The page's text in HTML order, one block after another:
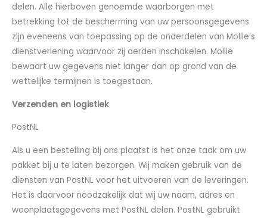
delen. Alle hierboven genoemde waarborgen met
betrekking tot de bescherming van uw persoonsgegevens
zijn eveneens van toepassing op de onderdelen van Mollie’s
dienstverlening waarvoor zij derden inschakelen. Mollie
bewaart uw gegevens niet langer dan op grond van de
wettelijke termijnen is toegestaan.
Verzenden en logistiek
PostNL
Als u een bestelling bij ons plaatst is het onze taak om uw
pakket bij u te laten bezorgen. Wij maken gebruik van de
diensten van PostNL voor het uitvoeren van de leveringen.
Het is daarvoor noodzakelijk dat wij uw naam, adres en
woonplaatsgegevens met PostNL delen. PostNL gebruikt